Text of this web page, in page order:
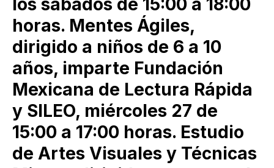
horas. Mentes Ágiles,
dirigido a niños de 6 a 10
años, imparte Fundación
Mexicana de Lectura Rápida
y SILEO, miércoles 27 de
15:00 a 17:00 horas. Estudio
de Artes Visuales y Técnicas